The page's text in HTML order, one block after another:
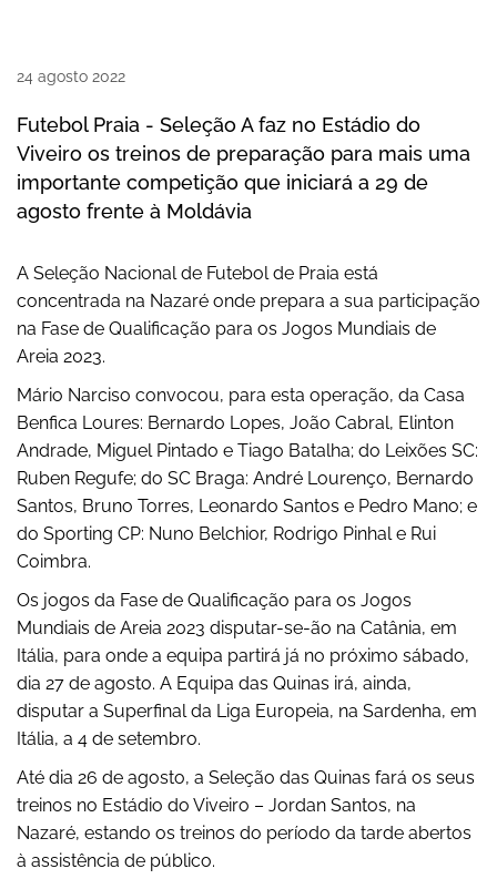
24 agosto 2022
Futebol Praia - Seleção A faz no Estádio do
Viveiro os treinos de preparação para mais uma
importante competição que iniciará a 29 de
agosto frente à Moldávia
A Seleção Nacional de Futebol de Praia está
concentrada na Nazaré onde prepara a sua participação
na Fase de Qualificação para os Jogos Mundiais de
Areia 2023.
Mário Narciso convocou, para esta operação, da Casa
Benfica Loures: Bernardo Lopes, João Cabral, Elinton
Andrade, Miguel Pintado e Tiago Batalha; do Leixões SC:
Ruben Regufe; do SC Braga: André Lourenço, Bernardo
Santos, Bruno Torres, Leonardo Santos e Pedro Mano; e
do Sporting CP: Nuno Belchior, Rodrigo Pinhal e Rui
Coimbra.
Os jogos da Fase de Qualificação para os Jogos
Mundiais de Areia 2023 disputar-se-ão na Catânia, em
Itália, para onde a equipa partirá já no próximo sábado,
dia 27 de agosto. A Equipa das Quinas irá, ainda,
disputar a Superfinal da Liga Europeia, na Sardenha, em
Itália, a 4 de setembro.
Até dia 26 de agosto, a Seleção das Quinas fará os seus
treinos no Estádio do Viveiro – Jordan Santos, na
Nazaré, estando os treinos do período da tarde abertos
à assistência de público.